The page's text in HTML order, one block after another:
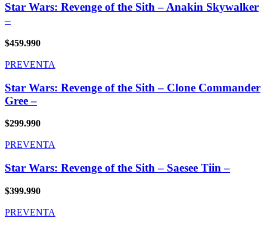
Star Wars: Revenge of the Sith – Anakin Skywalker
–
$459.990
PREVENTA
Star Wars: Revenge of the Sith – Clone Commander
Gree –
$299.990
PREVENTA
Star Wars: Revenge of the Sith – Saesee Tiin –
$399.990
PREVENTA